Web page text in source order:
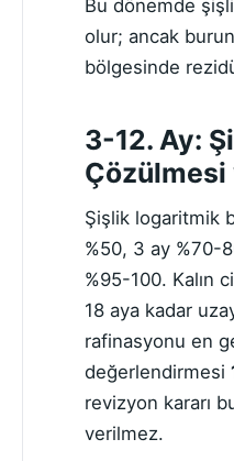
Bu dönemde
olur; ancak
bölgesinde
3-12. Ay:
Çözülmesi
Şişlik logaritmik
%50, 3 ay %70-
%95-100. Kalın
18 aya kadar
rafinasyonu en
değerlendirmesi
revizyon kararı
verilmez.